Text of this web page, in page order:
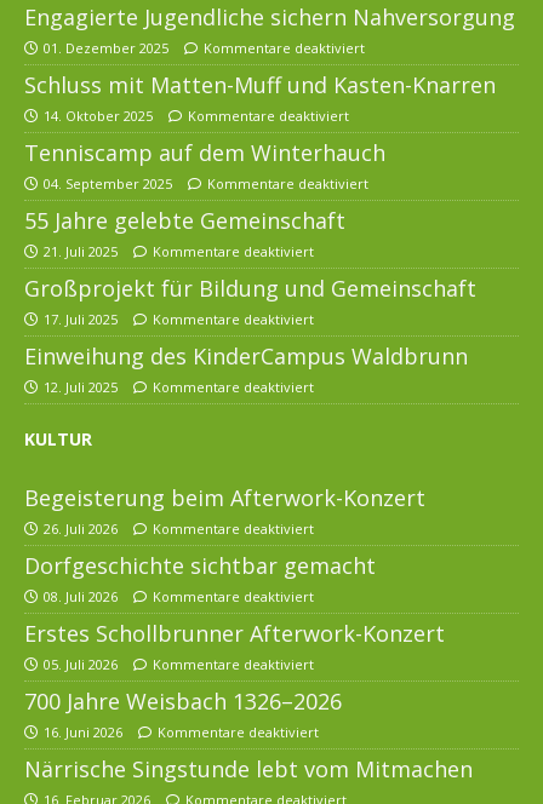
Engagierte Jugendliche sichern Nahversorgung
01. Dezember 2025 Kommentare deaktiviert
Schluss mit Matten-Muff und Kasten-Knarren
14. Oktober 2025 Kommentare deaktiviert
Tenniscamp auf dem Winterhauch
04. September 2025 Kommentare deaktiviert
55 Jahre gelebte Gemeinschaft
21. Juli 2025 Kommentare deaktiviert
Großprojekt für Bildung und Gemeinschaft
17. Juli 2025 Kommentare deaktiviert
Einweihung des KinderCampus Waldbrunn
12. Juli 2025 Kommentare deaktiviert
KULTUR
Begeisterung beim Afterwork-Konzert
26. Juli 2026 Kommentare deaktiviert
Dorfgeschichte sichtbar gemacht
08. Juli 2026 Kommentare deaktiviert
Erstes Schollbrunner Afterwork-Konzert
05. Juli 2026 Kommentare deaktiviert
700 Jahre Weisbach 1326–2026
16. Juni 2026 Kommentare deaktiviert
Närrische Singstunde lebt vom Mitmachen
16. Februar 2026 Kommentare deaktiviert